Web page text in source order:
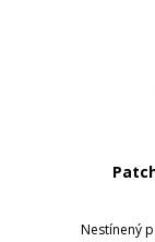
Nestínený